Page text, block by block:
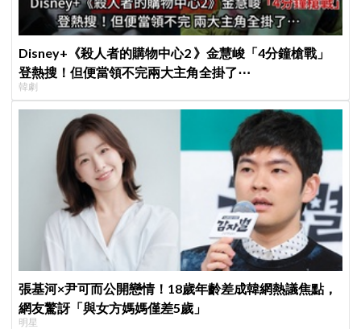
Disney+《殺人者的購物中心2 》金慧峻「4分鐘槍戰」
登熱搜！但便當領不完兩大主角全掛了⋯
韓劇
張基河×尹可而公開戀情！18歲年齡差成韓網熱議焦點，
網友驚訝「與女方媽媽僅差5歲」
明星